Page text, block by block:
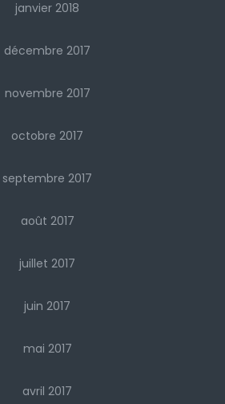
janvier 2018
décembre 2017
novembre 2017
octobre 2017
septembre 2017
août 2017
juillet 2017
juin 2017
mai 2017
avril 2017